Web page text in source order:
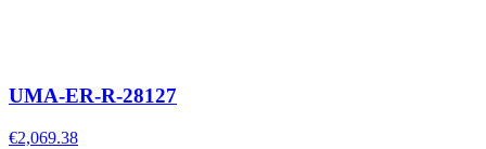
UMA-ER-R-28127
€2,069.38